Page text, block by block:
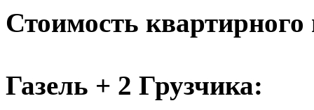
Стоимость квартирного
Газель + 2 Грузчика: